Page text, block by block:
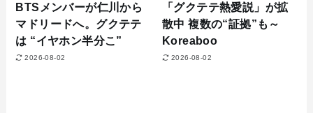
BTSメンバーが仁川から
マドリードへ。グクテテ
は “イヤホン半分こ”
2026-08-02
「グクテテ熱愛説」が拡
散中 複数の“証拠”も～
Koreaboo
2026-08-02